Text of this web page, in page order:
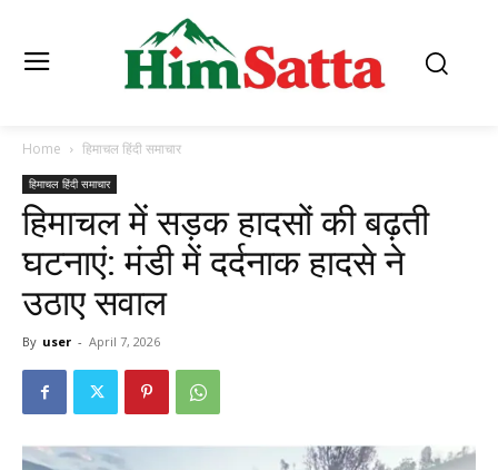
Home हिमाचल हिंदी समाचार
हिमाचल हिंदी समाचार
हिमाचल में सड़क हादसों की बढ़ती
घटनाएं: मंडी में दर्दनाक हादसे ने
उठाए सवाल
By user - April 7, 2026